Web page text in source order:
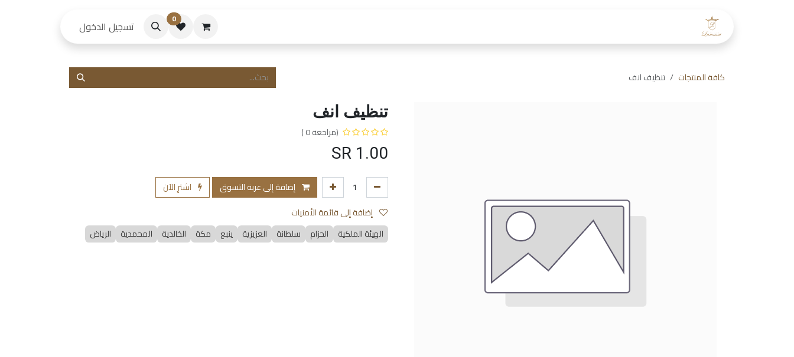
0 تسجيل الدخول
كافة المنتجات تنظيف انف
تنظيف انف
(مراجعة 0 )
1.00
إضافة إلى عربة التسوق
اشترِ الآن
الهيئة الملكية
الحزام سلطانة العزيزية ينبع مكة الخالدية المحمدية الرياض